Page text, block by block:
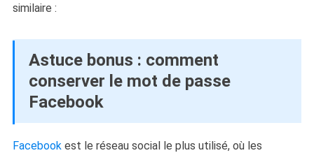
similaire :
Astuce bonus : comment
conserver le mot de passe
Facebook
Facebook est le réseau social le plus utilisé, où les